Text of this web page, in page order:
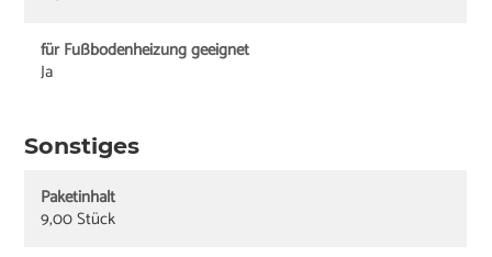
für Fußbodenheizung geeignet
Ja
Sonstiges
Paketinhalt
9,00 Stück